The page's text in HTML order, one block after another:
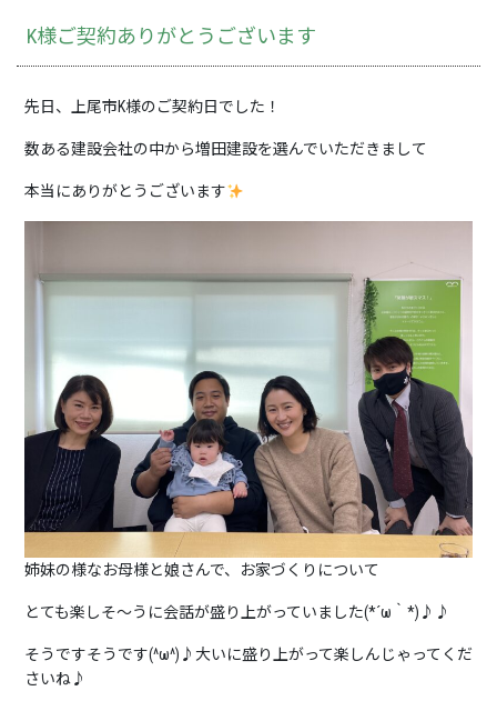
K様ご契約ありがとうございます
先日、上尾市K様のご契約日でした！
数ある建設会社の中から増田建設を選んでいただきまして
本当にありがとうございます
姉妹の様なお母様と娘さんで、お家づくりについて
とても楽しそ～うに会話が盛り上がっていました(*´ω｀*)♪♪
そうですそうです(^ω^)♪大いに盛り上がって楽しんじゃってくだ
さいね♪